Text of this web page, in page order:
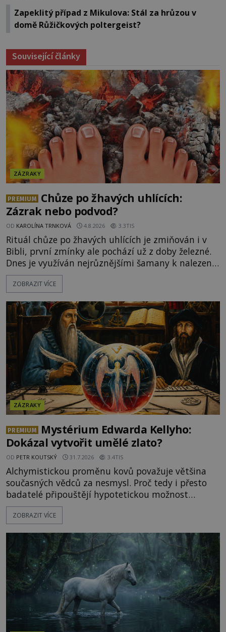
Zapeklitý případ z Mikulova: Stál za hrůzou v
domě Růžičkových poltergeist?
Související články
ZÁZRAKY
PREMIUM
Chůze po žhavých uhlících:
Zázrak nebo podvod?
OD KAROLÍNA TRNKOVÁ 4.8.2026 3.3TIS
Rituál chůze po žhavých uhlících je zmiňován i v
Bibli, první zmínky ale pochází už z doby železné.
Dnes je využíván nejrůznějšími šamany k nalezení
spirituální síly či vnitřního klidu. Jak funguje a proč
si při něm člověk nepopálí nohy, což bylo
nadpřirozeného? Histori
ZOBRAZIT VÍCE
ZÁZRAKY
PREMIUM
Mystérium Edwarda Kellyho:
Dokázal vytvořit umělé zlato?
OD PETR KOUTSKÝ 31.7.2026 3.4TIS
Alchymistickou proměnu kovů považuje většina
současných vědců za nesmysl. Proč tedy i přesto
badatelé připouštějí hypotetickou možnost
transmutace? Mohl její podstatu odhalit anglický
alchymista, vědec a dobrodruh Edward Kelly?
Měšťané pozorují konání muže, který se stává
nesmrtelnou legendou již během
ZOBRAZIT VÍCE